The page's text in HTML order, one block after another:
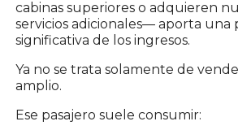
cabinas superiores o adquieren
servicios adicionales— aporta una
significativa de los ingresos.
Ya no se trata solamente de
amplio.
Ese pasajero suele consumir: